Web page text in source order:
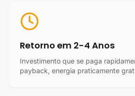
Retorno em 2-4 Anos
Investimento que se paga
payback, energia praticamente